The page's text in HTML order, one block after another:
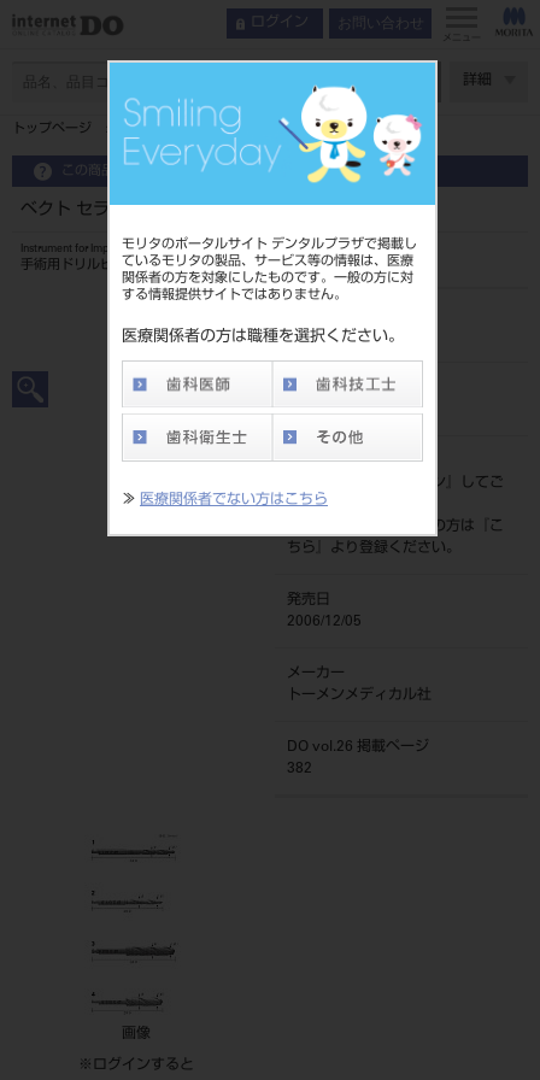
モリタのポータルサイト デンタルプラザで掲載し
ているモリタの製品、サービス等の情報は、医療
関係者の方を対象にしたものです。一般の方に対
する情報提供サイトではありません。
医療関係者の方は職種を選択ください。
≫ 医療関係者でない方はこちら
ログイン お問い合わせ
メニュー
詳細
トップページ ベクト セラミックパイロットドリル
この商品に関するお問い合わせ
ベクト セラミックパイロットドリル
Instrument for Implant
手術用ドリルビット
206760043
JAN/EANコード
標準価格
ログイン
』してご
覧ください。
ネット会員登録がまだの方は『
こ
ちら
』より登録ください。
発売日
2006/12/05
メーカー
トーメンメディカル社
DO vol.26 掲載ページ
382
画像
※ログインすると